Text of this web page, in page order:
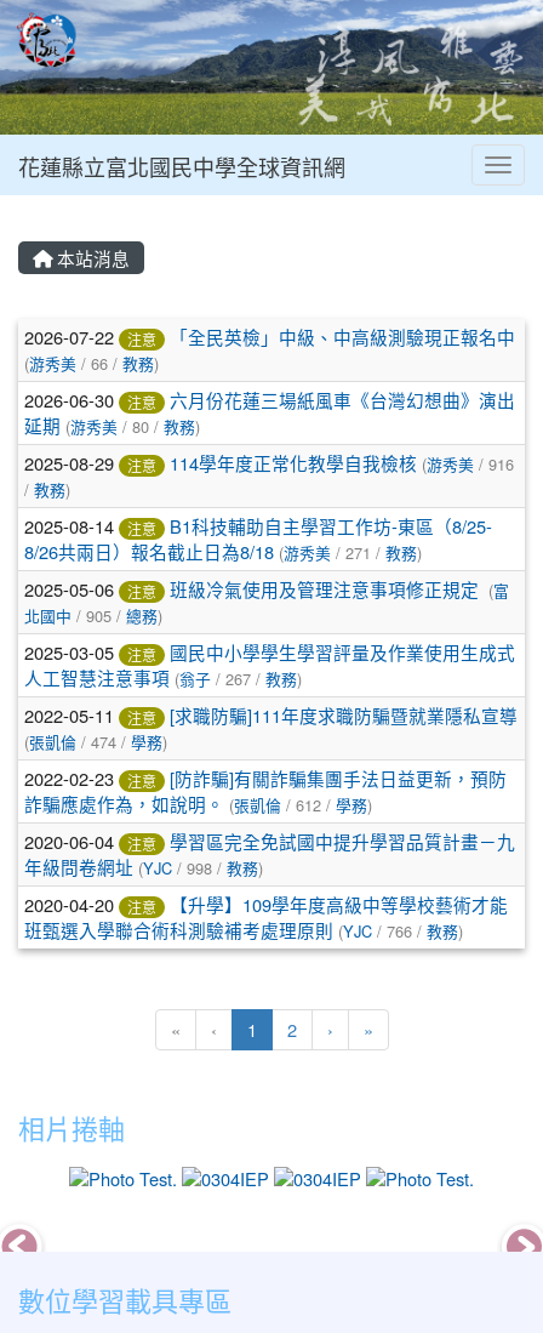
花蓮縣立富北國民中學全球資訊網
本站消息
文章列表
2026-07-22 注意 「全民英檢」中級、中高級測驗現正報名中
(游秀美 / 66 / 教務)
2026-06-30 注意
六月份花蓮三場紙風車《台灣幻想曲》演出
延期 (游秀美 / 80 / 教務)
2025-08-29 注意 114學年度正常化教學自我檢核 (游秀美 / 916
/ 教務)
2025-08-14 注意
B1科技輔助自主學習工作坊-東區（8/25-
8/26共兩日）報名截止日為8/18 (游秀美 / 271 / 教務)
2025-05-06 注意 班級冷氣使用及管理注意事項修正規定 (富
北國中 / 905 / 總務)
2025-03-05 注意
國民中小學學生學習評量及作業使用生成式
人工智慧注意事項 (翁子 / 267 / 教務)
2022-05-11 注意 [求職防騙]111年度求職防騙暨就業隱私宣導
(張凱倫 / 474 / 學務)
2022-02-23 注意
[防詐騙]有關詐騙集團手法日益更新，預防
詐騙應處作為，如說明。 (張凱倫 / 612 / 學務)
2020-06-04 注意
學習區完全免試國中提升學習品質計畫－九
年級問卷網址 (YJC / 998 / 教務)
2020-04-20 注意
【升學】109學年度高級中等學校藝術才能
班甄選入學聯合術科測驗補考處理原則 (YJC / 766 / 教務)
« ‹ 1 (目前頁次)
2 ›下一頁
»最後頁
相片捲軸
photo-10 photo-17 photo-18
數位學習載具專區